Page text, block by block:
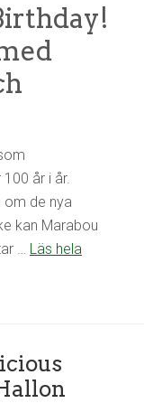
år i år.
om de nya
kan Marabou
… Läs hela